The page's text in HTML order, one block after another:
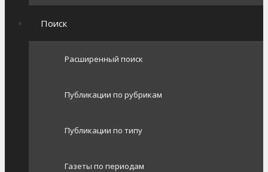
Поиск
Расширенный поиск
Публикации по рубрикам
Публикации по типу
Газеты по периодам